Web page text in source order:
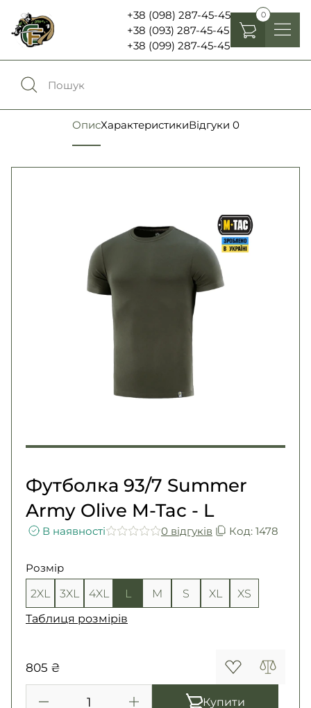
+38 (098) 287-45-45
+38 (093) 287-45-45
+38 (099) 287-45-45
0
Порівняння0
Обране0
UA
Повернення та обмін
Ліхтарі , біноклі та елементи живлення
Ножі та мультитули
Шеврони, патчі та нашивки
Second Hand NATO
ОписХарактеристикиВідгуки 0
Футболка 93/7 Summer
Army Olive M-Tac - L
В наявності 0 вiдгукiв Код: 1478
Розмір
2XL 3XL 4XL L M S XL
XS
Таблиця розмірів
805 ₴
Купити